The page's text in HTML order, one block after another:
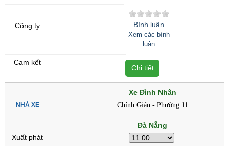
Bình luận
Xem các bình
luận
Chi tiết
Xe Đình Nhân
Chính Gián - Phường 11
Đà Nẵng